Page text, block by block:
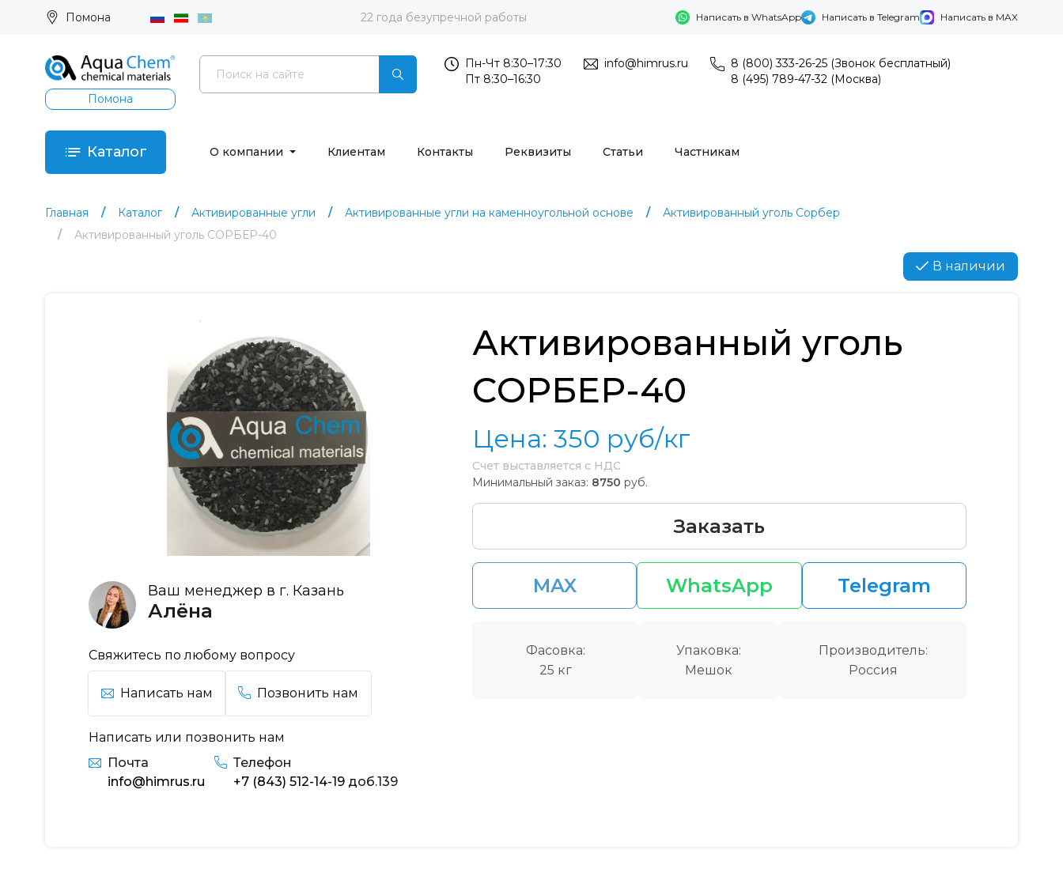
Помона 22 года безупречной работы Написать в WhatsApp Написать в Telegram Написать в MAX
Помона
Пн-Чт 8:30–17:30
Пт 8:30–16:30
info@himrus.ru
8 (800) 333-26-25 (Звонок бесплатный)
8 (495) 789-47-32 (Москва)
Каталог О компании Клиентам Контакты Реквизиты Статьи Частникам
Главная Каталог Активированные угли Активированные угли на каменноугольной основе
Активированный уголь Сорбер
Активированный уголь CОРБЕР-40
В наличии
Ваш менеджер в г. Казань
Алёна
Свяжитесь по любому вопросу
Написать нам Позвонить нам
Написать или позвонить нам
Почта
info@himrus.ru
Телефон
+7 (843) 512-14-19 доб.139
Активированный уголь
CОРБЕР-40
Цена: 350 руб/кг
Счет выставляется с НДС
Минимальный заказ: 8750 руб.
Заказать
MAX WhatsApp Telegram
Фасовка:
25 кг
Упаковка:
Мешок
Производитель:
Россия